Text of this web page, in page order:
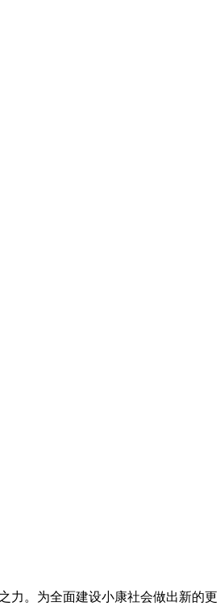
。为全面建设小康社会做出新的更